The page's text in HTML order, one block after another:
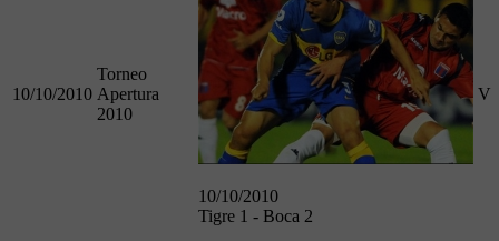
10/10/2010
Torneo
Apertura
2010
10/10/2010
Tigre 1 - Boca 2
V